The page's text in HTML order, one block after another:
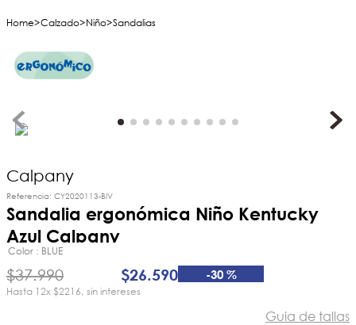
Calzado Niño Sandalias
Calpany
Referencia: CY2020113-BIV
Sandalia ergonómica Niño Kentucky
Azul Calpany
Color BLUE
$37.990 $26.590 -30 %
12x$2216 sin intereses
Guia de tallas